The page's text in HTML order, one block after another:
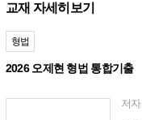
교재 자세히보기
형법
2026 오제현 형법 통합기출
저자